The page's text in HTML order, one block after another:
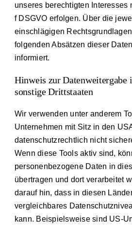
unseres berechtigten Interesses
f DSGVO erfolgen. Über die
einschlägigen
folgenden Absätzen dieser
informiert.
Hinweis zur Datenweitergabe
sonstige Drittstaaten
Wir verwenden unter anderem
Unternehmen mit Sitz in den
datenschutzrechtlich nicht
Wenn diese Tools aktiv sind,
personenbezogene Daten in
übertragen und dort verarbeitet
darauf hin, dass in diesen
vergleichbares
kann. Beispielsweise sind US-